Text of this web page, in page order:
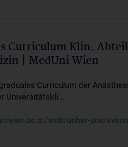
Curriculum Klin.
| MedUni Wien
Curriculum der
Universitätskli...
web/ueber-uns/